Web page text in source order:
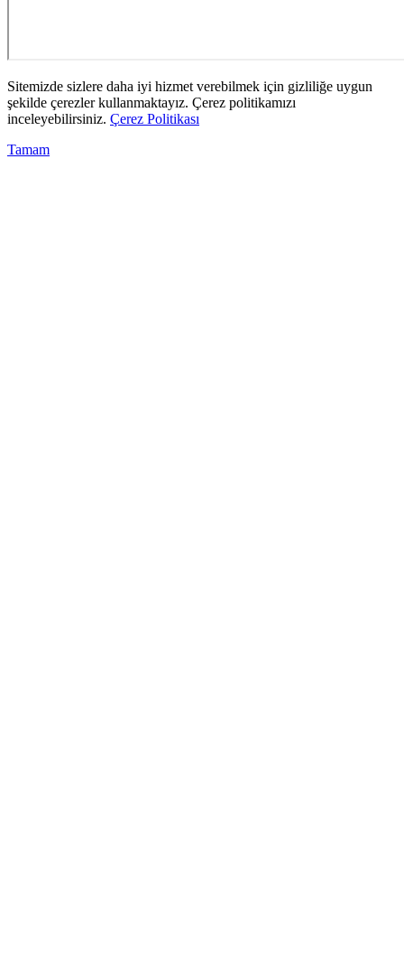
Sitemizde sizlere daha iyi hizmet verebilmek için gizliliğe uygun
şekilde çerezler kullanmaktayız. Çerez politikamızı
inceleyebilirsiniz. Çerez Politikası
Tamam